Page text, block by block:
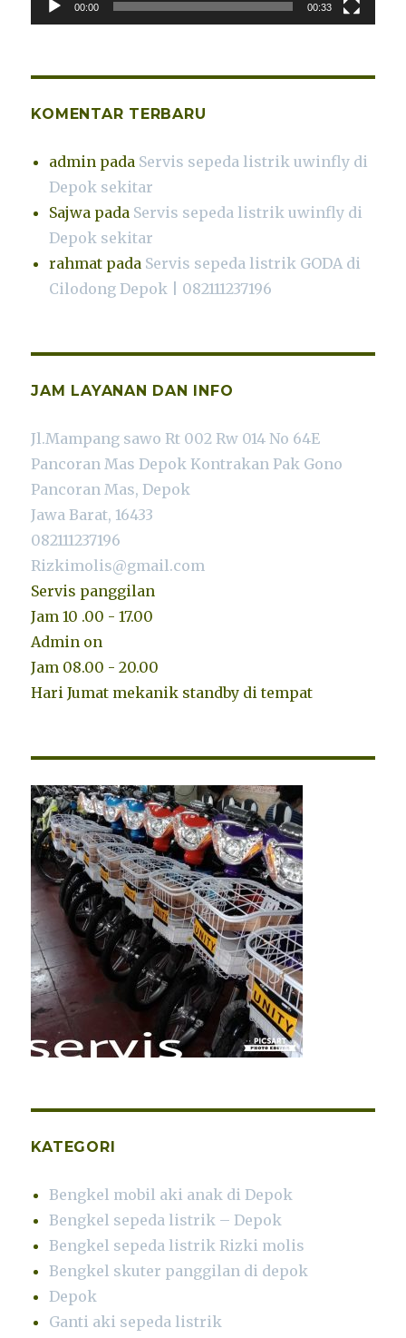
00:00 00:33
KOMENTAR TERBARU
admin pada Servis sepeda listrik uwinfly di
Depok sekitar
Sajwa pada Servis sepeda listrik uwinfly di
Depok sekitar
rahmat pada Servis sepeda listrik GODA di
Cilodong Depok | 082111237196
JAM LAYANAN DAN INFO
Jl.Mampang sawo Rt 002 Rw 014 No 64E
Pancoran Mas Depok Kontrakan Pak Gono
Pancoran Mas, Depok
Jawa Barat, 16433
082111237196
Rizkimolis@gmail.com
Servis panggilan
Jam 10 .00 - 17.00
Admin on
Jam 08.00 - 20.00
Hari Jumat mekanik standby di tempat
KATEGORI
Bengkel mobil aki anak di Depok
Bengkel sepeda listrik – Depok
Bengkel sepeda listrik Rizki molis
Bengkel skuter panggilan di depok
Depok
Ganti aki sepeda listrik